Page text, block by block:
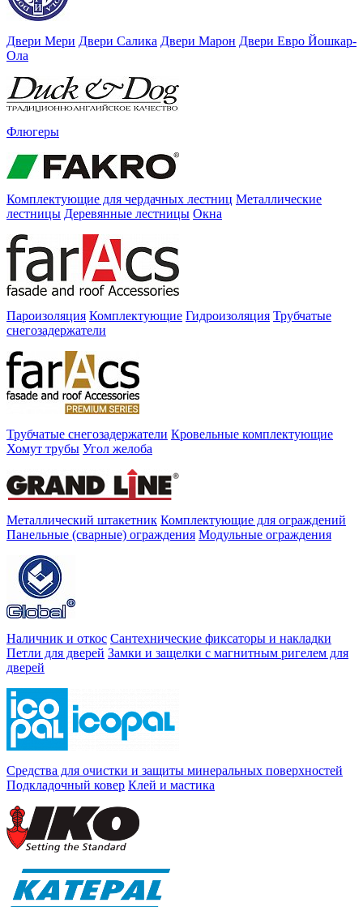
Двери Мери Двери Салика Двери Марон Двери Евро Йошкар-
Ола
Флюгеры
Комплектующие для чердачных лестниц Металлические
лестницы Деревянные лестницы Окна
Пароизоляция Комплектующие Гидроизоляция Трубчатые
снегозадержатели
Трубчатые снегозадержатели Кровельные комплектующие
Хомут трубы Угол желоба
Металлический штакетник Комплектующие для ограждений
Панельные (сварные) ограждения Модульные ограждения
Наличник и откос Сантехнические фиксаторы и накладки
Петли для дверей Замки и защелки с магнитным ригелем для
дверей
Средства для очистки и защиты минеральных поверхностей
Подкладочный ковер Клей и мастика